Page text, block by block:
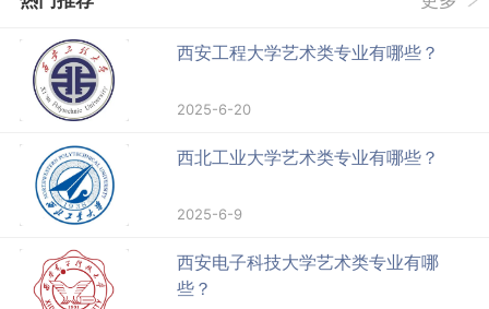
西安工程大学艺术类专业有哪些？
2025-6-20
西北工业大学艺术类专业有哪些？
2025-6-9
西安电子科技大学艺术类专业有哪
些？